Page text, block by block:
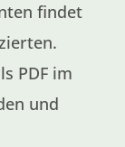
findet
PDF im
und